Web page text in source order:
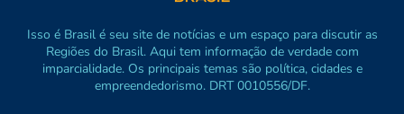
Isso é Brasil é seu site de notícias e um espaço para discutir as
Regiões do Brasil. Aqui tem informação de verdade com
imparcialidade. Os principais temas são política, cidades e
empreendedorismo. DRT 0010556/DF.